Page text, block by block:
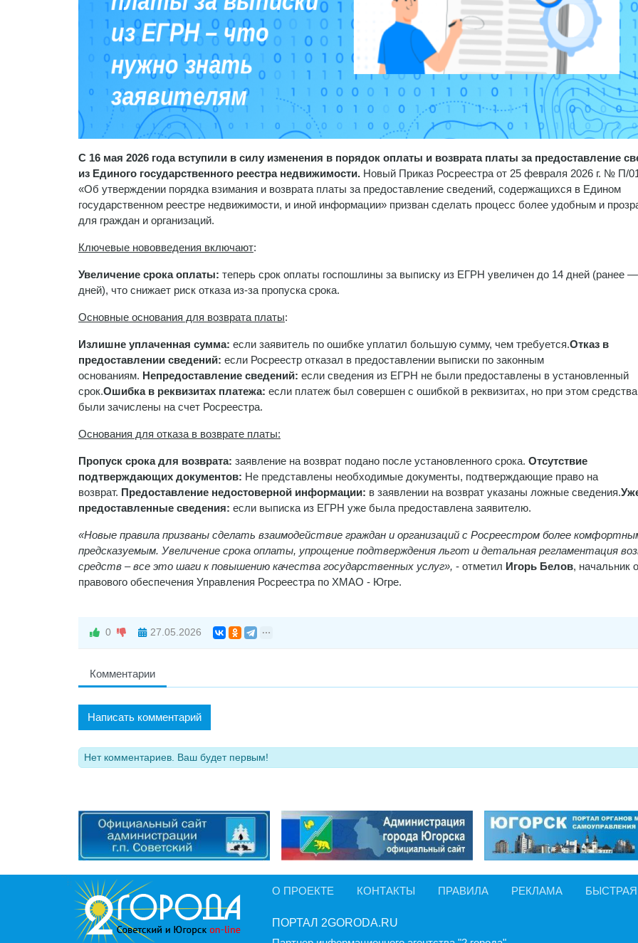
С 16 мая 2026 года вступили в силу изменения в порядок оплаты и возврата платы за предоставление
из Единого государственного реестра недвижимости. Новый Приказ Росреестра от 25 февраля 2026 г. № П/
«Об утверждении порядка взимания и возврата платы за предоставление сведений, содержащихся в Едином
государственном реестре недвижимости, и иной информации» призван сделать процесс более удобным и
для граждан и организаций.
Ключевые нововведения включают:
Увеличение срока оплаты: теперь срок оплаты госпошлины за выписку из ЕГРН увеличен до 14 дней (ранее
дней), что снижает риск отказа из-за пропуска срока.
Основные основания для возврата платы:
Излишне уплаченная сумма: если заявитель по ошибке уплатил большую сумму, чем требуется.Отказ в
предоставлении сведений: если Росреестр отказал в предоставлении выписки по законным
основаниям. Непредоставление сведений: если сведения из ЕГРН не были предоставлены в установленный
срок.Ошибка в реквизитах платежа: если платеж был совершен с ошибкой в реквизитах, но при этом
были зачислены на счет Росреестра.
Основания для отказа в возврате платы:
Пропуск срока для возврата: заявление на возврат подано после установленного срока. Отсутствие
подтверждающих документов: Не представлены необходимые документы, подтверждающие право на
возврат. Предоставление недостоверной информации: в заявлении на возврат указаны ложные сведения.
предоставленные сведения: если выписка из ЕГРН уже была предоставлена заявителю.
«Новые правила призваны сделать взаимодействие граждан и организаций с Росреестром более
предсказуемым. Увеличение срока оплаты, упрощение подтверждения льгот и детальная регламентация
средств – все это шаги к повышению качества государственных услуг», - отметил Игорь Белов, начальник
правового обеспечения Управления Росреестра по ХМАО - Югре.
0 27.05.2026
Комментарии
Написать комментарий
Нет комментариев. Ваш будет первым!
О ПРОЕКТЕ КОНТАКТЫ ПРАВИЛА РЕКЛАМА
ПОРТАЛ 2GORODA.RU